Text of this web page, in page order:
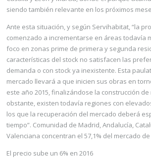
siendo también relevante en los próximos
Ante esta situación, y según Servihabitat, “la
comenzado a incrementarse en áreas todavía
foco en zonas prime de primera y segunda
caracte­rísticas del stock no satisfacen las
demanda o con stock ya inexistente. Esta
mercado llevará a que inicien sus obras en
este año 2015, finalizándose la construcción de
obstante, existen todavía regiones con
los que la recuperación del mercado deberá
tiempo”. Comunidad de Madrid, Andalucía,
Valenciana concentran el 57,1% del mercado
El precio sube un 6% en 2016